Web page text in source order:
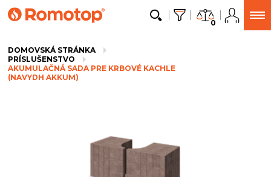
0
DOMOVSKÁ STRÁNKA
PRÍSLUŠENSTVO
AKUMULAČNÁ SADA PRE KRBOVÉ KACHLE
(NAVYDH AKKUM)